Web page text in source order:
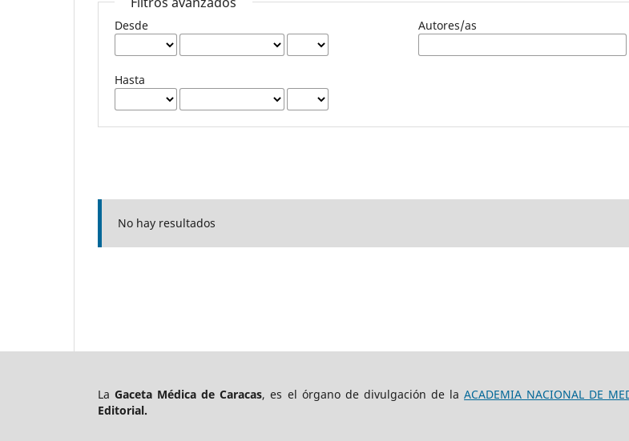
Desde
Hasta
Autores/as
No hay resultados
LaGaceta Médica de Caracas, es el órgano de divulgación de laACADEMIA NACIONAL DE
Editorial.